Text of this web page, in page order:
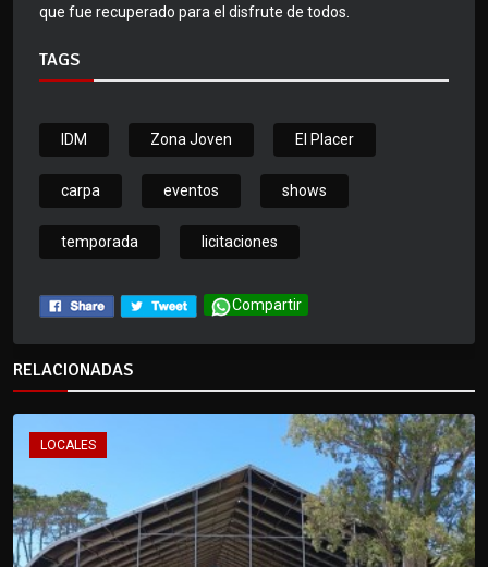
que fue recuperado para el disfrute de todos.
TAGS
IDM Zona Joven El Placer
carpa eventos shows
temporada licitaciones
Compartir
RELACIONADAS
LOCALES